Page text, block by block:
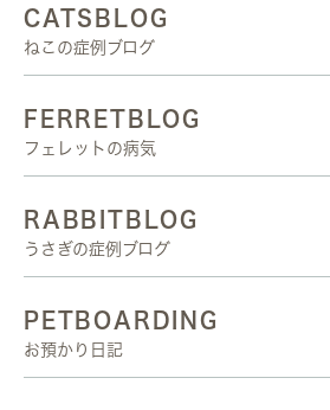
CATSBLOG
ねこの症例ブログ
FERRETBLOG
フェレットの病気
RABBITBLOG
うさぎの症例ブログ
PETBOARDING
お預かり日記